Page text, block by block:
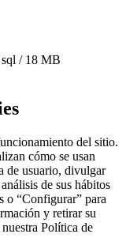
/ 18 MB
del sitio.
cómo se usan
de usuario, divulgar
de sus hábitos
o “Configurar” para
y retirar su
Política de